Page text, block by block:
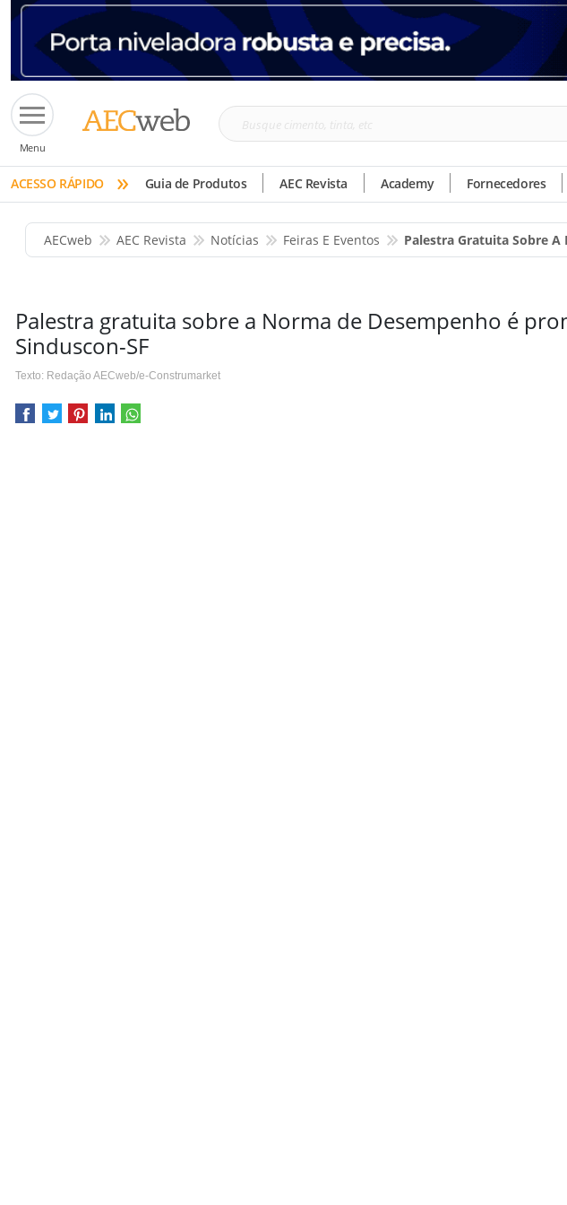
Menu
Busque
tinta,
etc
ACESSO RÁPIDO » Guia de Produtos AEC Revista Academy Fornecedores
AECweb AEC Revista Notícias Feiras E Eventos Palestra Gratuita Sobre A
Palestra gratuita sobre a Norma de Desempenho é
Sinduscon-SF
Texto: Redação AECweb/e-Construmarket